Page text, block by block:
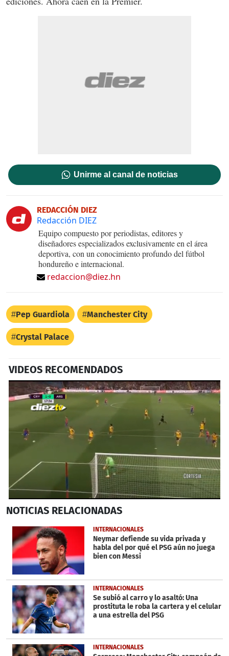
Unirme al canal de noticias
REDACCIÓN DIEZ
Redacción DIEZ
Equipo compuesto por periodistas, editores y
diseñadores especializados exclusivamente en el área
deportiva, con un conocimiento profundo del fútbol
hondureño e internacional.
redaccion@diez.hn
Pep Guardiola Manchester City
Crystal Palace
VIDEOS RECOMENDADOS
seconds
54
seconds
NOTICIAS RELACIONADAS
INTERNACIONALES
Neymar defiende su vida privada y
habla del por qué el PSG aún no juega
bien con Messi
INTERNACIONALES
Se subió al carro y lo asaltó: Una
prostituta le roba la cartera y el celular
a una estrella del PSG
INTERNACIONALES